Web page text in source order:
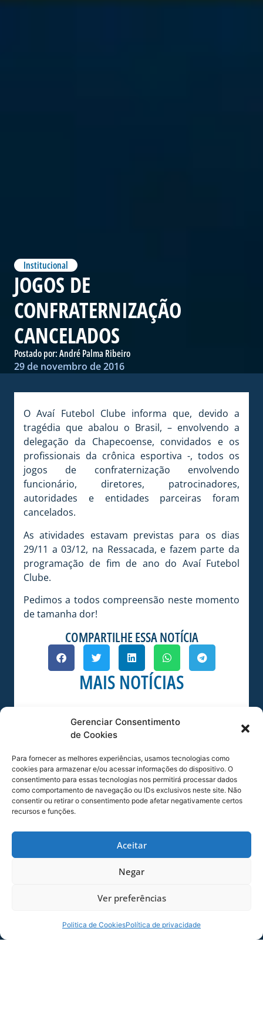
Gerenciar Consentimento
de Cookies
Para fornecer as melhores experiências, usamos tecnologias como
cookies para armazenar e/ou acessar informações do dispositivo. O
consentimento para essas tecnologias nos permitirá processar dados
como comportamento de navegação ou IDs exclusivos neste site. Não
consentir ou retirar o consentimento pode afetar negativamente certos
recursos e funções.
Aceitar
Negar
Ver preferências
Politica de CookiesPolítica de privacidade
Institucional
JOGOS DE
CONFRATERNIZAÇÃO
CANCELADOS
Postado por:André Palma Ribeiro
29 de novembro de 2016
O Avaí Futebol Clube informa que, devido a
tragédia que abalou o Brasil, – envolvendo a
delegação da Chapecoense, convidados e os
profissionais da crônica esportiva -, todos os
jogos de confraternização envolvendo
funcionário, diretores, patrocinadores,
autoridades e entidades parceiras foram
cancelados.
As atividades estavam previstas para os dias
29/11 a 03/12, na Ressacada, e fazem parte da
programação de fim de ano do Avaí Futebol
Clube.
Pedimos a todos compreensão neste momento
de tamanha dor!
COMPARTILHE ESSA NOTÍCIA
MAIS NOTÍCIAS
21ª RODADA DA SÉRIE B
Dias dos Pais vem aí, e na terça-feira (11/08)
é dia de Avaí na Ressacada pela Série B!
Precisamos do
06/08/2026